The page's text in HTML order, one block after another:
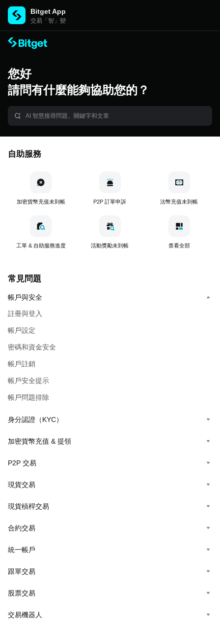
Bitget App
交易「智」變
您好
請問有什麼能夠協助您的？
自助服務
加密貨幣充值未到帳 P2P 訂單申訴 法幣充值未到帳
工單 & 自助服務進度 活動獎勵未到帳 查看全部
常見問題
帳戶與安全
註冊與登入
帳戶設定
密碼和資金安全
帳戶註銷
帳戶安全提示
帳戶問題排除
身分認證（KYC）
加密貨幣充值 & 提領
P2P 交易
現貨交易
現貨槓桿交易
合約交易
統一帳戶
跟單交易
股票交易
交易機器人